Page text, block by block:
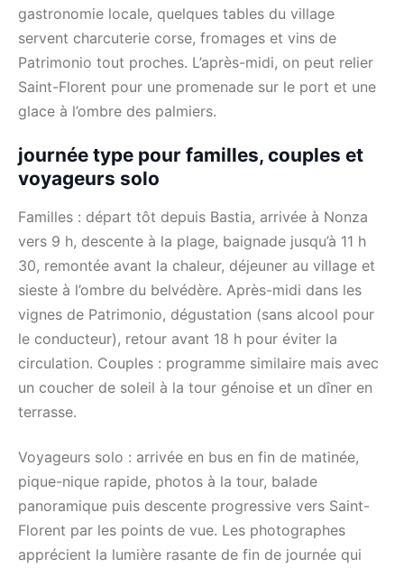
gastronomie locale, quelques tables du village
servent charcuterie corse, fromages et vins de
Patrimonio tout proches. L’après-midi, on peut relier
Saint-Florent pour une promenade sur le port et une
glace à l’ombre des palmiers.
journée type pour familles, couples et
voyageurs solo
Familles : départ tôt depuis Bastia, arrivée à Nonza
vers 9 h, descente à la plage, baignade jusqu’à 11 h
30, remontée avant la chaleur, déjeuner au village et
sieste à l’ombre du belvédère. Après-midi dans les
vignes de Patrimonio, dégustation (sans alcool pour
le conducteur), retour avant 18 h pour éviter la
circulation. Couples : programme similaire mais avec
un coucher de soleil à la tour génoise et un dîner en
terrasse.
Voyageurs solo : arrivée en bus en fin de matinée,
pique-nique rapide, photos à la tour, balade
panoramique puis descente progressive vers Saint-
Florent par les points de vue. Les photographes
apprécient la lumière rasante de fin de journée qui